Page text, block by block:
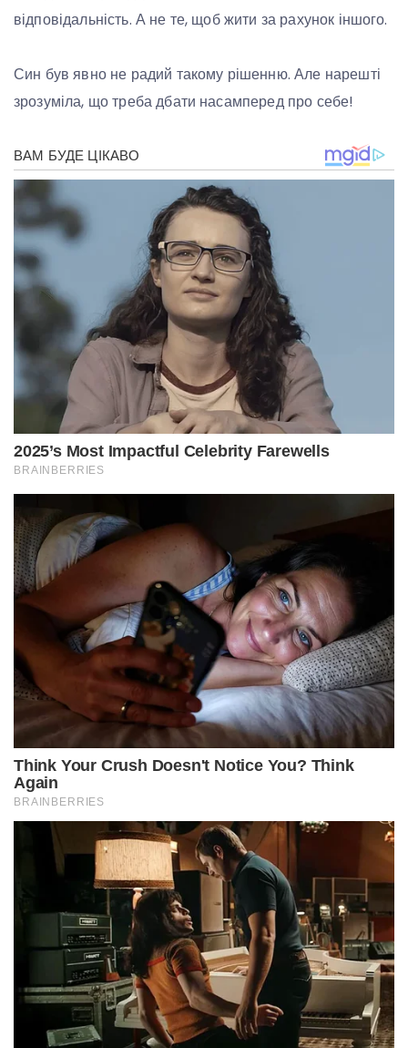
відповідальність. А не те, щоб жити за рахунок іншого.
Син був явно не радий такому рішенню. Але нарешті
зрозуміла, що треба дбати насамперед про себе!